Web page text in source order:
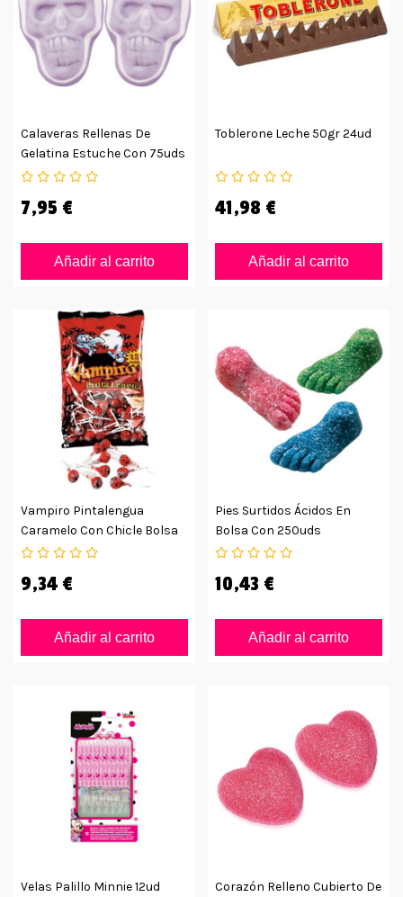
Calaveras Rellenas De
Gelatina Estuche Con 75uds
7,95 €
Añadir al carrito
Toblerone Leche 50gr 24ud
41,98 €
Añadir al carrito
Vampiro Pintalengua
Caramelo Con Chicle Bolsa
150uds
9,34 €
Añadir al carrito
Pies Surtidos Ácidos En
Bolsa Con 250uds
10,43 €
Añadir al carrito
Velas Palillo Minnie 12ud Corazón Relleno Cubierto De